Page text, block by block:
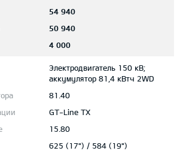
54 940
50 940
4 000
Электродвигатель 150 кВ;
aккумулятор 81,4 кВтч 2WD
81.40
GT-Line TX
15.80
625 (17") / 584 (19")